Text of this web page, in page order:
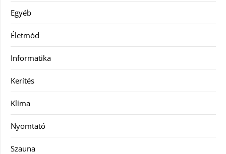
Egyéb
Életmód
Informatika
Kerítés
Klíma
Nyomtató
Szauna